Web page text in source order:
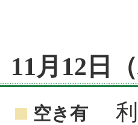
月12日
空き有
利